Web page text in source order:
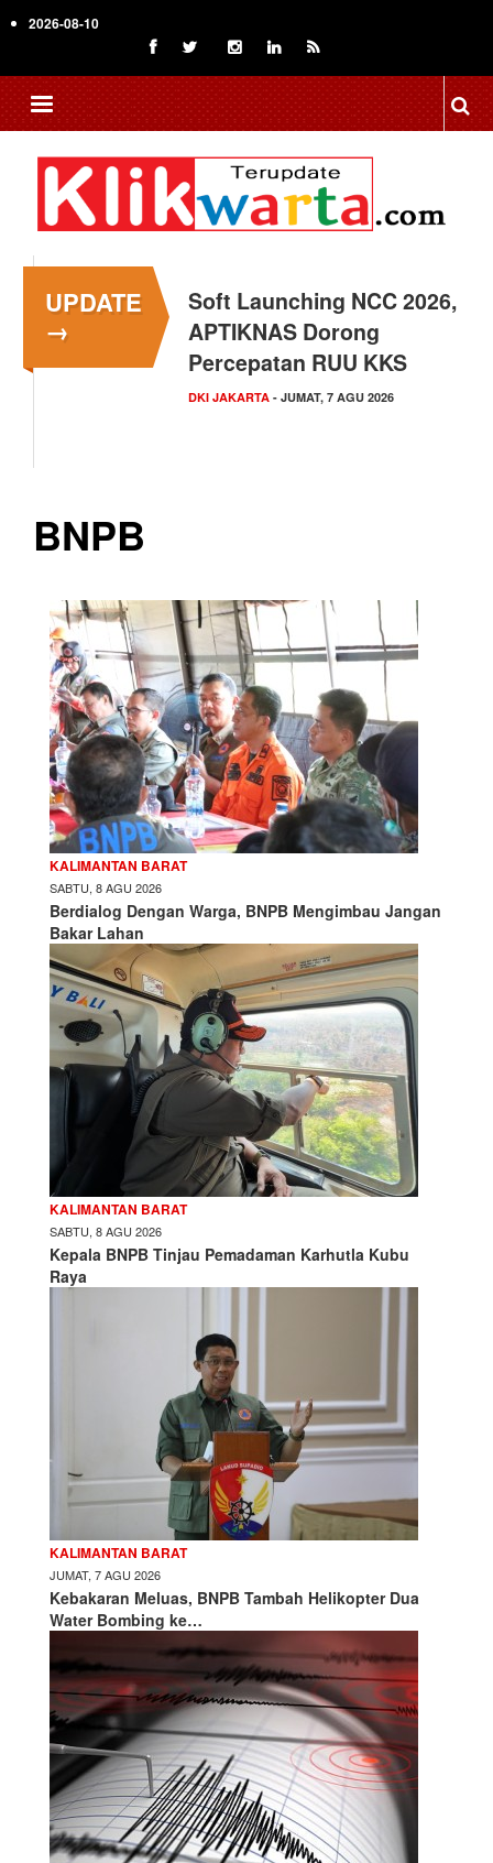
to
content
2026-08-10
UPDATE
→
Menkop Bawa Semangat
Koperasi ke Festival
Lembah Baliem Wamena
NASIONAL- JUMAT, 7 AGU 2026
BNPB
KALIMANTAN BARAT
SABTU, 8 AGU 2026
Berdialog Dengan Warga, BNPB Mengimbau Jangan
Bakar Lahan
KALIMANTAN BARAT
SABTU, 8 AGU 2026
Kepala BNPB Tinjau Pemadaman Karhutla Kubu
Raya
KALIMANTAN BARAT
JUMAT, 7 AGU 2026
Kebakaran Meluas, BNPB Tambah Helikopter Dua
Water Bombing ke…